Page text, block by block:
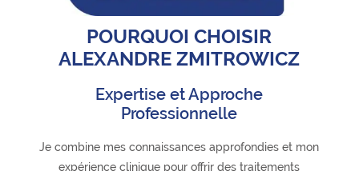
POURQUOI CHOISIR
ALEXANDRE ZMITROWICZ
Expertise et Approche
Professionnelle
Je combine mes connaissances approfondies et mon
expérience clinique pour offrir des traitements